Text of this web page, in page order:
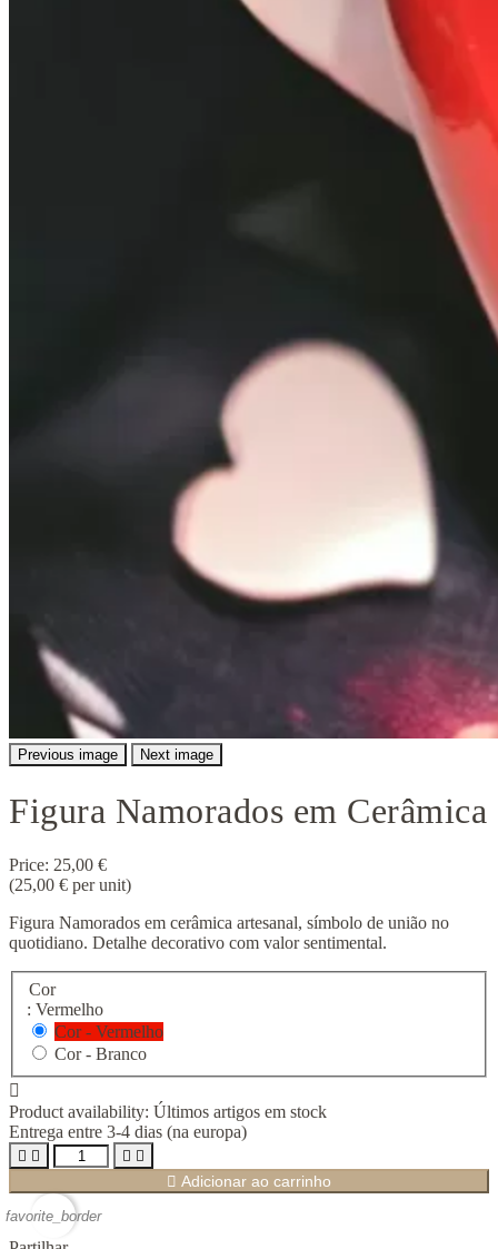
Previous image Next image
Figura Namorados em Cerâmica
Price: 25,00 €
(25,00 € per unit)
Figura Namorados em cerâmica artesanal, símbolo de união no
quotidiano. Detalhe decorativo com valor sentimental.
Cor
: Vermelho
Cor - Vermelho
Cor - Branco

Product availability: Últimos artigos em stock
Entrega entre 3-4 dias (na europa)
   
 Adicionar ao carrinho
favorite_border